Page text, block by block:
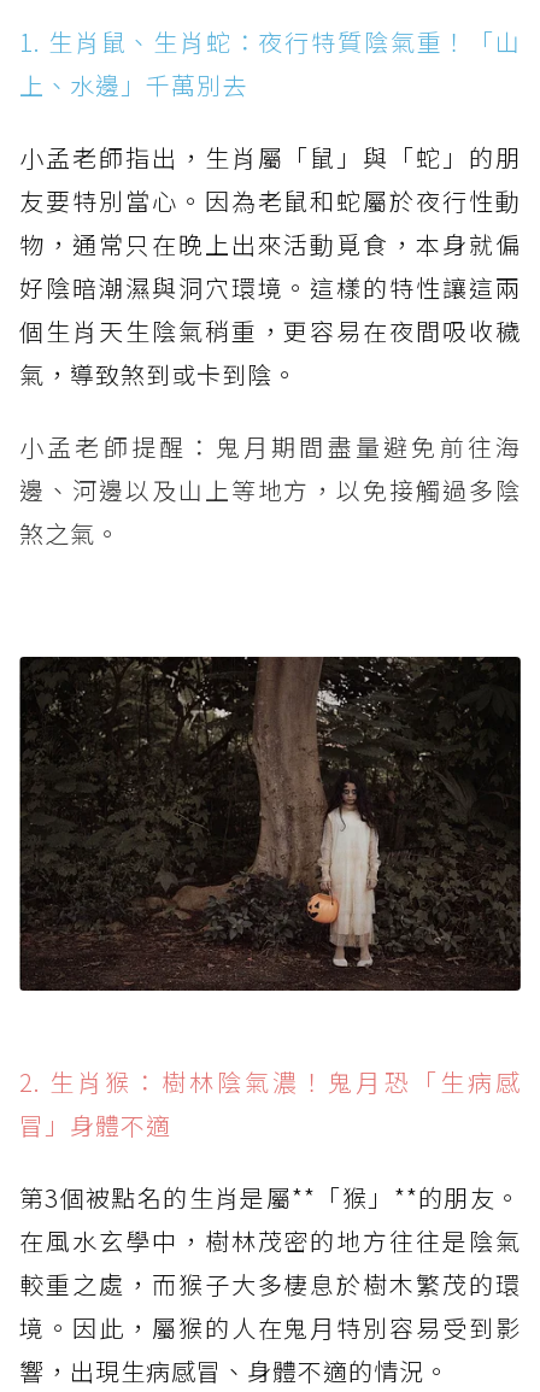
1. 生肖鼠、生肖蛇：夜行特質陰氣重！「山
上、水邊」千萬別去
小孟老師指出，生肖屬「鼠」與「蛇」的朋
友要特別當心。因為老鼠和蛇屬於夜行性動
物，通常只在晚上出來活動覓食，本身就偏
好陰暗潮濕與洞穴環境。這樣的特性讓這兩
個生肖天生陰氣稍重，更容易在夜間吸收穢
氣，導致煞到或卡到陰。
小孟老師提醒：鬼月期間盡量避免前往海
邊、河邊以及山上等地方，以免接觸過多陰
煞之氣。
2. 生肖猴：樹林陰氣濃！鬼月恐「生病感
冒」身體不適
第3個被點名的生肖是屬**「猴」**的朋友。
在風水玄學中，樹林茂密的地方往往是陰氣
較重之處，而猴子大多棲息於樹木繁茂的環
境。因此，屬猴的人在鬼月特別容易受到影
響，出現生病感冒、身體不適的情況。